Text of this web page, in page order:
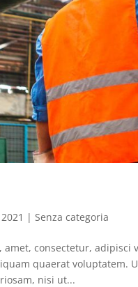
| Senza categoria
amet, consectetur,
quaerat voluptatem.
nisi ut...